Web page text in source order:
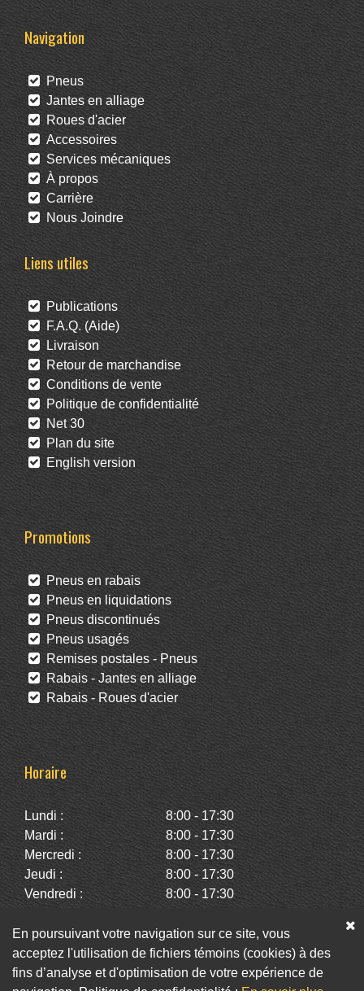
Navigation
Pneus
Jantes en alliage
Roues d'acier
Accessoires
Services mécaniques
À propos
Carrière
Nous Joindre
Liens utiles
Publications
F.A.Q. (Aide)
Livraison
Retour de marchandise
Conditions de vente
Politique de confidentialité
Net 30
Plan du site
English version
Promotions
Pneus en rabais
Pneus en liquidations
Pneus discontinués
Pneus usagés
Remises postales - Pneus
Rabais - Jantes en alliage
Rabais - Roues d'acier
Horaire
Lundi :
8:00 - 17:30
Mardi :
8:00 - 17:30
Mercredi :
8:00 - 17:30
Jeudi :
8:00 - 17:30
Vendredi :
8:00 - 17:30
Dimanche :
Fermé
Facebook Twitter Infolettre
En poursuivant votre navigation sur ce site, vous
acceptez l'utilisation de fichiers témoins (cookies) à des
fins d’analyse et d'optimisation de votre expérience de